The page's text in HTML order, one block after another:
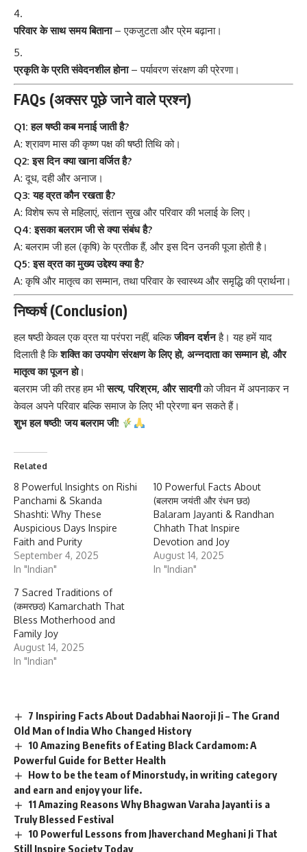
परिवार के साथ समय बिताना– एकजुटता और प्रेम बढ़ाना।
प्रकृति के प्रति संवेदनशील होना– पर्यावरण संरक्षण की प्रेरणा।
FAQs (अक्सर पूछे जाने वाले प्रश्न)
Q1: हल षष्ठी कब मनाई जाती है?
A: श्रावण मास की कृष्ण पक्ष की षष्ठी तिथि को।
Q2: इस दिन क्या खाना वर्जित है?
A: दूध, दही और अनाज।
Q3: यह व्रत कौन रखता है?
A: विशेष रूप से महिलाएं, संतान सुख और परिवार की भलाई के लिए।
Q4: इसका बलराम जी से क्या संबंध है?
A: बलराम जी हल (कृषि) के प्रतीक हैं, और इस दिन उनकी पूजा होती है।
Q5: इस व्रत का मुख्य उद्देश्य क्या है?
A: कृषि और मातृत्व का सम्मान, तथा परिवार के स्वास्थ्य और समृद्धि की प्रार्थना।
निष्कर्ष (Conclusion)
हल षष्ठीकेवल एक व्रत या परंपरा नहीं, बल्किजीवन दर्शनहै। यह हमें याद
दिलाती है किशक्ति का उपयोग संरक्षण के लिए हो, अन्नदाता का सम्मान हो, और
मातृत्व का पूजन हो।
बलराम जी की तरह हम भीसत्य, परिश्रम, और सादगीको जीवन में अपनाकर न
केवल अपने परिवार बल्कि समाज के लिए भी प्रेरणा बन सकते हैं।
शुभ हल षष्ठी! जय बलराम जी!
Related
8 Powerful Insights on Rishi
Panchami & Skanda
Shashti: Why These
Auspicious Days Inspire
Faith and Purity
September 4, 2025
In "Indian"
10 Powerful Facts About
(बलराम जयंती और रंधन छठ)
Balaram Jayanti & Randhan
Chhath That Inspire
Devotion and Joy
August 14, 2025
In "Indian"
7 Sacred Traditions of
(कमरछठ) Kamarchath That
Bless Motherhood and
Family Joy
August 14, 2025
In "Indian"
7 Inspiring Facts About Dadabhai Naoroji Ji – The Grand
Old Man of India Who Changed History
10 Amazing Benefits of Eating Black Cardamom: A
Powerful Guide for Better Health
How to be the team of Minorstudy, in writing category
and earn and enjoy your life.
11 Amazing Reasons Why Bhagwan Varaha Jayanti is a
Truly Blessed Festival
10 Powerful Lessons from Jhaverchand Meghani Ji That
Still Inspire Society Today